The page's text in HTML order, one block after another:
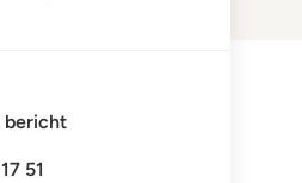
bericht
51